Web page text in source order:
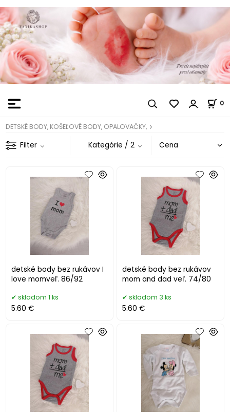
0
DETSKÉ BODY, KOŠEĽOVÉ BODY, OPALOVAČKY,
Filter Kategórie / 2
detské body bez rukávov I
love momveľ. 86/92
skladom 1 ks
5.60 €
detské body bez rukávov
mom and dad veľ. 74/80
skladom 3 ks
5.60 €